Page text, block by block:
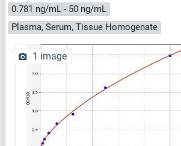
0.781 ng/mL - 50 ng/mL
Plasma, Serum, Tissue Homogenate
1 image